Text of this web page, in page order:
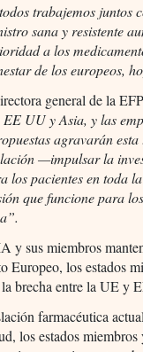
trabajemos juntos
sana y resistente
a los
de los europeos,
general de la
UU y Asia, y las
agravarán
—impulsar la
los pacientes en toda
que funcione para
y sus miembros
Europeo, los estados
brecha entre la UE y
farmacéutica
los estados